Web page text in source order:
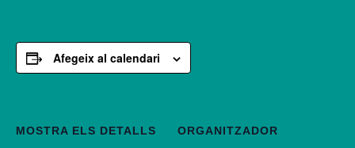
Afegeix al calendari
MOSTRA ELS DETALLS ORGANITZADOR